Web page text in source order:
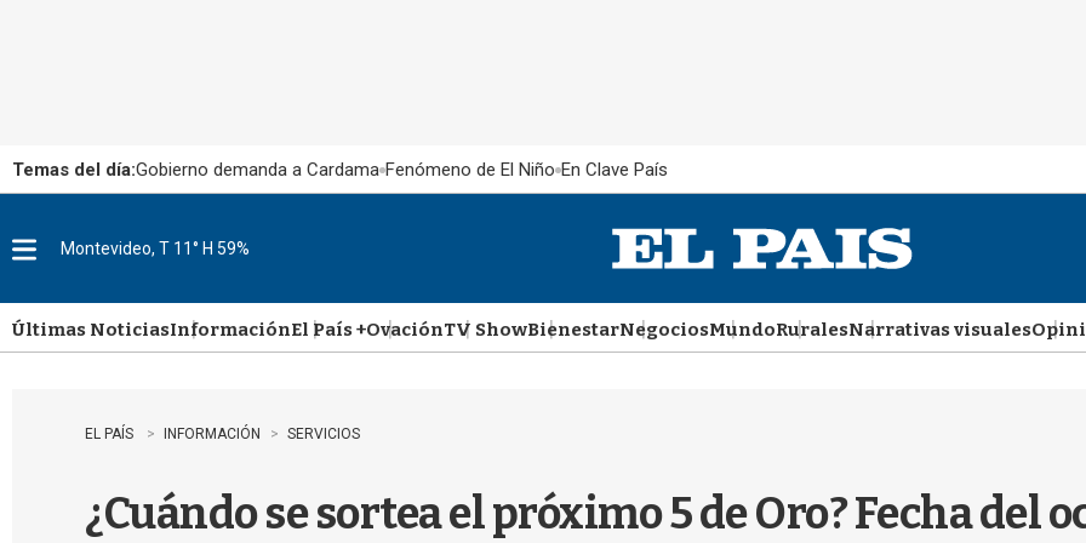
Temas del día:Gobierno demanda a Cardama Fenómeno de El Niño En Clave País
u
Montevideo, T 11° H 59%
Últimas NoticiasInformaciónEl País +OvaciónTV ShowBienestarNegociosMundoRuralesNarrativas visuales
EL PAÍS INFORMACIÓN SERVICIOS
¿Cuándo se sortea el próximo 5 de Oro? Fecha del